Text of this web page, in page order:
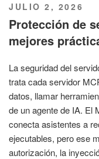
PUBLICADO
EL
JULIO 2, 2026
Protección de
mejores
La seguridad del
trata cada servidor
datos, llamar
de un agente de IA. El
conecta asistentes a
ejecutables, pero ese
autorización, la